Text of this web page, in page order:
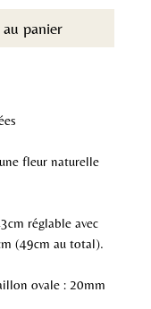
panier
fleur naturelle
réglable avec
(49cm au total).
ovale : 20mm